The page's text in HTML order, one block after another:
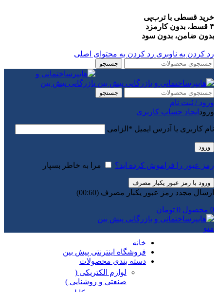
خرید قسطی با ترب‌پی
۴ قسط، بدون کارمزد
بدون ضامن، بدون سود
رد کردن به ناوبری رد کردن به محتوای اصلی
جستجو
جستجو
ورود / ثبت نام
ورود ایجاد حساب کاربری
نام کاربری یا آدرس ایمیل * الزامی
ورود
رمز عبور را فراموش کرده اید؟ مرا به خاطر بسپار
ورود با رمز عبور یکبار مصرف
ارسال مجدد رمز عبور یکبار مصرف (00:
60
)
0 محصول 0 تومان
منو
خانه
فروشگاه اینترنتی پیش بین
دسته بندی محصولات
لوازم الکتریکی (
صنعتی و روشنایی )